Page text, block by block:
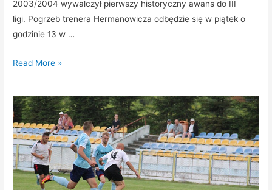
2003/2004 wywalczył pierwszy historyczny awans do III
ligi. Pogrzeb trenera Hermanowicza odbędzie się w piątek o
godzinie 13 w …
Read More »